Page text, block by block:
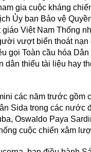
gia cuộc kháng
Ủy ban Bảo vệ
Việt Nam Thống
vượt biển thoát nạn
gọi Toàn cầu hóa
dân thiếu tài liệu hay
các năm trước gồm
Sida trong các nước
Oswaldo Paya
cuộc chiến xâm